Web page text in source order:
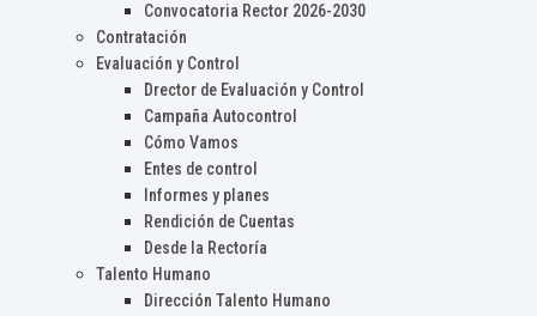
Convocatoria Rector 2026-2030
Contratación
Evaluación y Control
Drector de Evaluación y Control
Campaña Autocontrol
Cómo Vamos
Entes de control
Informes y planes
Rendición de Cuentas
Desde la Rectoría
Talento Humano
Dirección Talento Humano